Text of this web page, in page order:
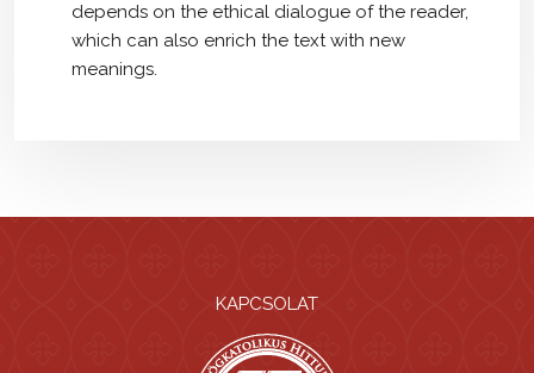
depends on the ethical dialogue of the reader,
which can also enrich the text with new
meanings.
KAPCSOLAT